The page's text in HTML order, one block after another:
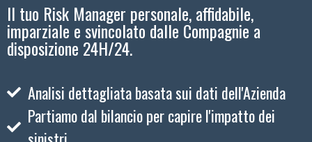
Il tuo Risk Manager personale, affidabile,
imparziale e svincolato dalle Compagnie a
disposizione 24H/24.
Analisi dettagliata basata sui dati dell'Azienda
Partiamo dal bilancio per capire l'impatto dei